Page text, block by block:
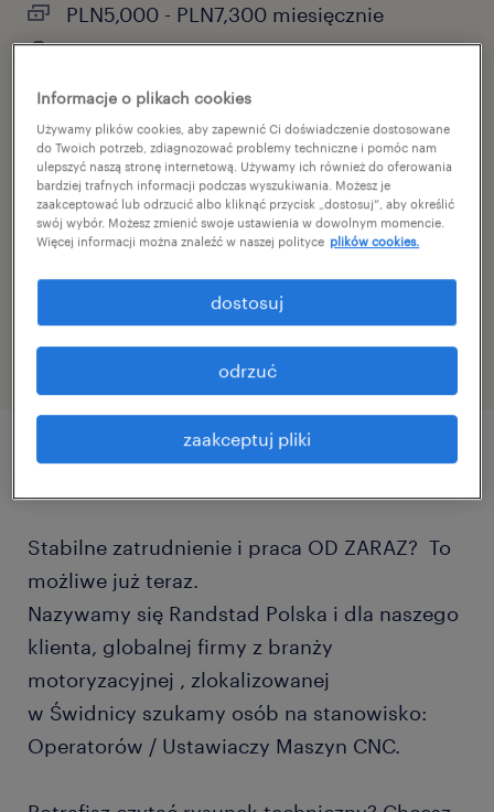
PLN5,000 - PLN7,300 miesięcznie
praca stała
pełen etat
specjalizacja
produkcja
reference number
Stabilne zatrudnienie i praca OD ZARAZ? To
możliwe już teraz.
Nazywamy się Randstad Polska i dla naszego
klienta, globalnej firmy z branży
motoryzacyjnej , zlokalizowanej
w Świdnicy szukamy osób na stanowisko:
Operatorów / Ustawiaczy Maszyn CNC.
Informacje o plikach cookies
Używamy plików cookies, aby zapewnić Ci doświadczenie dostosowane
do Twoich potrzeb, zdiagnozować problemy techniczne i pomóc nam
ulepszyć naszą stronę internetową. Używamy ich również do oferowania
bardziej trafnych informacji podczas wyszukiwania. Możesz je
zaakceptować lub odrzucić albo kliknąć przycisk „dostosuj”, aby określić
swój wybór. Możesz zmienić swoje ustawienia w dowolnym momencie.
Więcej informacji można znaleźć w naszej polityce plików cookies.
zaakceptuj pliki
odrzuć
dostosuj